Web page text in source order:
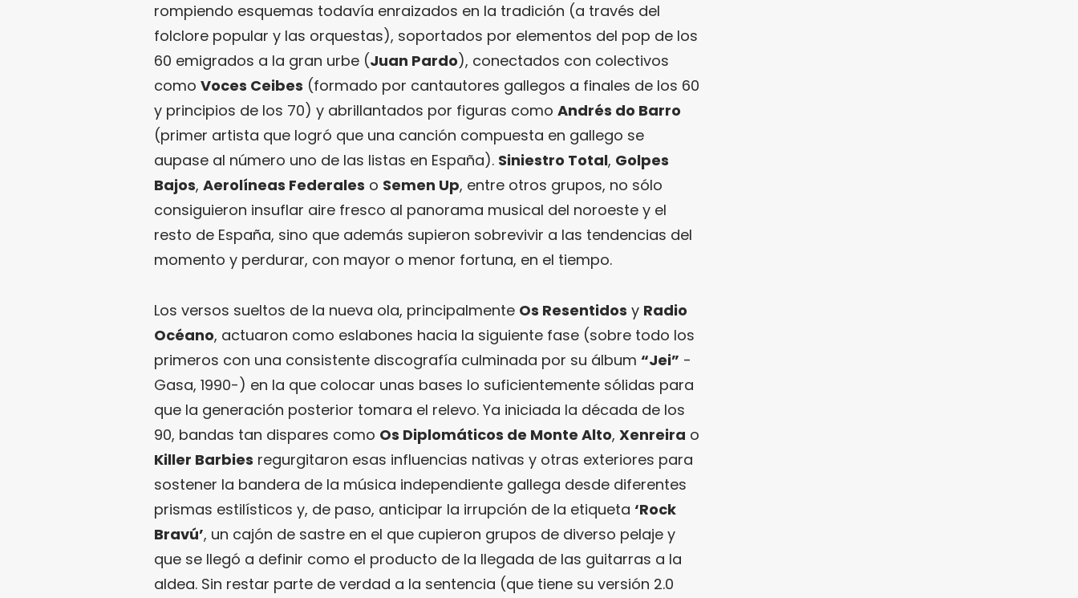
rompiendo esquemas todavía enraizados en la tradición (a través del
folclore popular y las orquestas), soportados por elementos del pop de los
60 emigrados a la gran urbe (Juan Pardo), conectados con colectivos
como Voces Ceibes (formado por cantautores gallegos a finales de los 60
y principios de los 70) y abrillantados por figuras como Andrés do Barro
(primer artista que logró que una canción compuesta en gallego se
aupase al número uno de las listas en España). Siniestro Total, Golpes
Bajos, Aerolíneas Federales o Semen Up, entre otros grupos, no sólo
consiguieron insuflar aire fresco al panorama musical del noroeste y el
resto de España, sino que además supieron sobrevivir a las tendencias del
momento y perdurar, con mayor o menor fortuna, en el tiempo.
Los versos sueltos de la nueva ola, principalmente Os Resentidos y Radio
Océano, actuaron como eslabones hacia la siguiente fase (sobre todo los
primeros con una consistente discografía culminada por su álbum “Jei” -
Gasa, 1990-) en la que colocar unas bases lo suficientemente sólidas para
que la generación posterior tomara el relevo. Ya iniciada la década de los
90, bandas tan dispares como Os Diplomáticos de Monte Alto, Xenreira o
Killer Barbies regurgitaron esas influencias nativas y otras exteriores para
sostener la bandera de la música independiente gallega desde diferentes
prismas estilísticos y, de paso, anticipar la irrupción de la etiqueta ‘Rock
Bravú’, un cajón de sastre en el que cupieron grupos de diverso pelaje y
que se llegó a definir como el producto de la llegada de las guitarras a la
aldea. Sin restar parte de verdad a la sentencia (que tiene su versión 2.0